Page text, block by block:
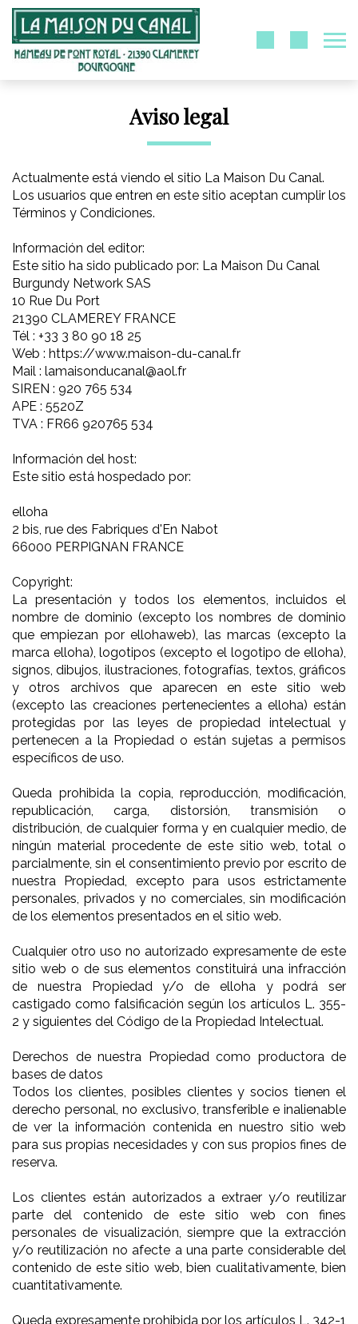
Aviso legal
Actualmente está viendo el sitio La Maison Du Canal.
Los usuarios que entren en este sitio aceptan cumplir los
Términos y Condiciones.
Información del editor:
Este sitio ha sido publicado por: La Maison Du Canal
Burgundy Network SAS
10 Rue Du Port
21390 CLAMEREY FRANCE
Tél : +33 3 80 90 18 25
Web : https://www.maison-du-canal.fr
Mail : lamaisonducanal@aol.fr
SIREN : 920 765 534
APE : 5520Z
TVA : FR66 920765 534
Información del host:
Este sitio está hospedado por:
elloha
2 bis, rue des Fabriques d'En Nabot
66000 PERPIGNAN FRANCE
Copyright:
La presentación y todos los elementos, incluidos el
nombre de dominio (excepto los nombres de dominio
que empiezan por ellohaweb), las marcas (excepto la
marca elloha), logotipos (excepto el logotipo de elloha),
signos, dibujos, ilustraciones, fotografías, textos, gráficos
y otros archivos que aparecen en este sitio web
(excepto las creaciones pertenecientes a elloha) están
protegidas por las leyes de propiedad intelectual y
pertenecen a la Propiedad o están sujetas a permisos
específicos de uso.
Queda prohibida la copia, reproducción, modificación,
republicación, carga, distorsión, transmisión o
distribución, de cualquier forma y en cualquier medio, de
ningún material procedente de este sitio web, total o
parcialmente, sin el consentimiento previo por escrito de
nuestra Propiedad, excepto para usos estrictamente
personales, privados y no comerciales, sin modificación
de los elementos presentados en el sitio web.
Cualquier otro uso no autorizado expresamente de este
sitio web o de sus elementos constituirá una infracción
de nuestra Propiedad y/o de elloha y podrá ser
castigado como falsificación según los artículos L. 355-
2 y siguientes del Código de la Propiedad Intelectual.
Derechos de nuestra Propiedad como productora de
bases de datos
Todos los clientes, posibles clientes y socios tienen el
derecho personal, no exclusivo, transferible e inalienable
de ver la información contenida en nuestro sitio web
para sus propias necesidades y con sus propios fines de
reserva.
Los clientes están autorizados a extraer y/o reutilizar
parte del contenido de este sitio web con fines
personales de visualización, siempre que la extracción
y/o reutilización no afecte a una parte considerable del
contenido de este sitio web, bien cualitativamente, bien
cuantitativamente.
Queda expresamente prohibida por los artículos L. 342-1